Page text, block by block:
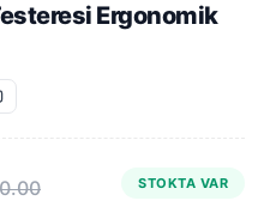
Ergonomik
STOKTA VAR